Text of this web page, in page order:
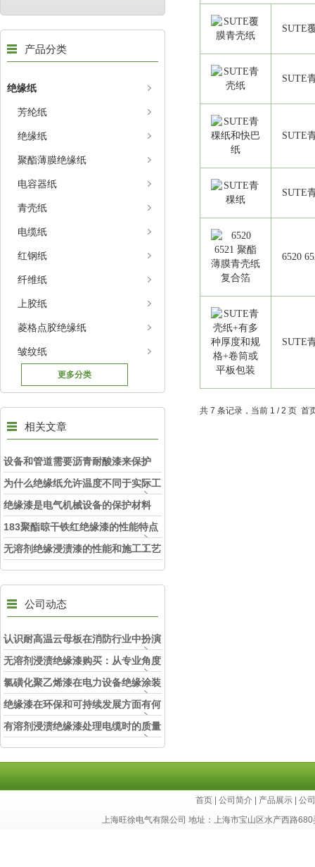
产品分类
绝缘纸
芳纶纸
绝缘纸
聚酯薄膜绝缘纸
电容器纸
青壳纸
电缆纸
红钢纸
纤维纸
上胶纸
菱格点胶绝缘纸
皱纹纸
更多分类
相关文章
设备和管道需要沥青耐酸漆来保护
为什么绝缘纸允许温度不同于实际工
作温度
绝缘漆是电气机械设备的保护材料
183聚酯晾干铁红绝缘漆的性能特点
介绍
无溶剂绝缘浸渍漆的性能和施工工艺
公司动态
认识耐高温云母板在消防行业中扮演
的角色
无溶剂浸渍绝缘漆购买：从专业角度
看如何选择
氯磺化聚乙烯漆在电力设备绝缘涂装
中的实际应用效果
绝缘漆在环保和可持续发展方面有何
考虑？
有溶剂浸渍绝缘漆处理电缆时的质量
和安全性考虑因素
SUTE
SUTE
SUTE
SUTE
6520
SUTE
共 7 条记录，当前 1 / 2 页
首页 |公司简介 产品展示 |公
上海旺徐电气有限公司 地址：上海市宝山区水产西路